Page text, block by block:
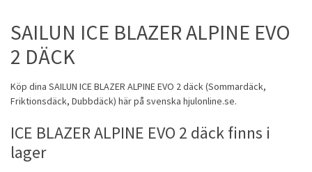
SAILUN ICE BLAZER ALPINE EVO
2 DÄCK
Köp dina SAILUN ICE BLAZER ALPINE EVO 2 däck (Sommardäck,
Friktionsdäck, Dubbdäck) här på svenska hjulonline.se.
ICE BLAZER ALPINE EVO 2 däck finns i
lager